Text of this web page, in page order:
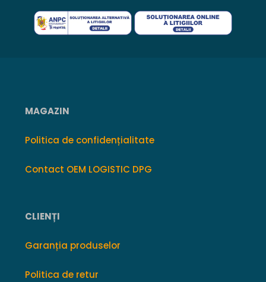
MAGAZIN
Politica de confidențialitate
Contact OEM LOGISTIC DPG
CLIENȚI
Garanția produselor
Politica de retur